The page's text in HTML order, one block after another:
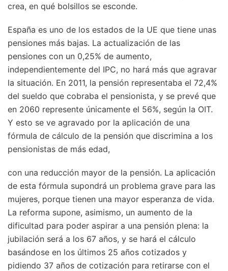
crea, en qué bolsillos se esconde.
España es uno de los estados de la UE que tiene unas
pensiones más bajas. La actualización de las
pensiones con un 0,25% de aumento,
independientemente del IPC, no hará más que agravar
la situación. En 2011, la pensión representaba el 72,4%
del sueldo que cobraba el pensionista, y se prevé que
en 2060 represente únicamente el 56%, según la OIT.
Y esto se ve agravado por la aplicación de una
fórmula de cálculo de la pensión que discrimina a los
pensionistas de más edad,
con una reducción mayor de la pensión. La aplicación
de esta fórmula supondrá un problema grave para las
mujeres, porque tienen una mayor esperanza de vida.
La reforma supone, asimismo, un aumento de la
dificultad para poder aspirar a una pensión plena: la
jubilación será a los 67 años, y se hará el cálculo
basándose en los últimos 25 años cotizados y
pidiendo 37 años de cotización para retirarse con el